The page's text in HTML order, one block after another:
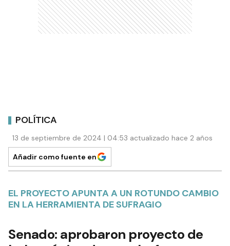
POLÍTICA
13 de septiembre de 2024 | 04:53 actualizado hace 2 años
Añadir como fuente en
EL PROYECTO APUNTA A UN ROTUNDO CAMBIO
EN LA HERRAMIENTA DE SUFRAGIO
Senado: aprobaron proyecto de